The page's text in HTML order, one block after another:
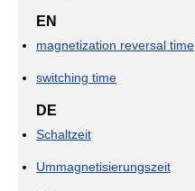
EN
magnetization reversal time
switching time
DE
Schaltzeit
Ummagnetisierungszeit